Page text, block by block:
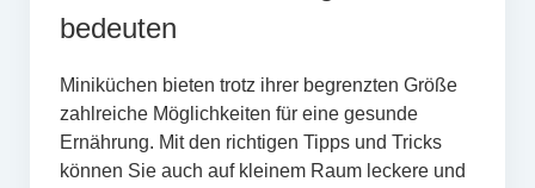
bedeuten
Miniküchen bieten trotz ihrer begrenzten Größe
zahlreiche Möglichkeiten für eine gesunde
Ernährung. Mit den richtigen Tipps und Tricks
können Sie auch auf kleinem Raum leckere und